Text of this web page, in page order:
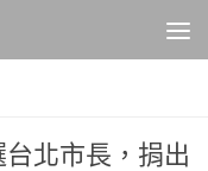
北市長，捐出